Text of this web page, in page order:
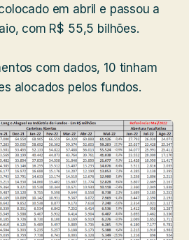
em abril e passou a
com R$ 55,5 bilhões.
com dados, 10 tinham
alocados pelos fundos.